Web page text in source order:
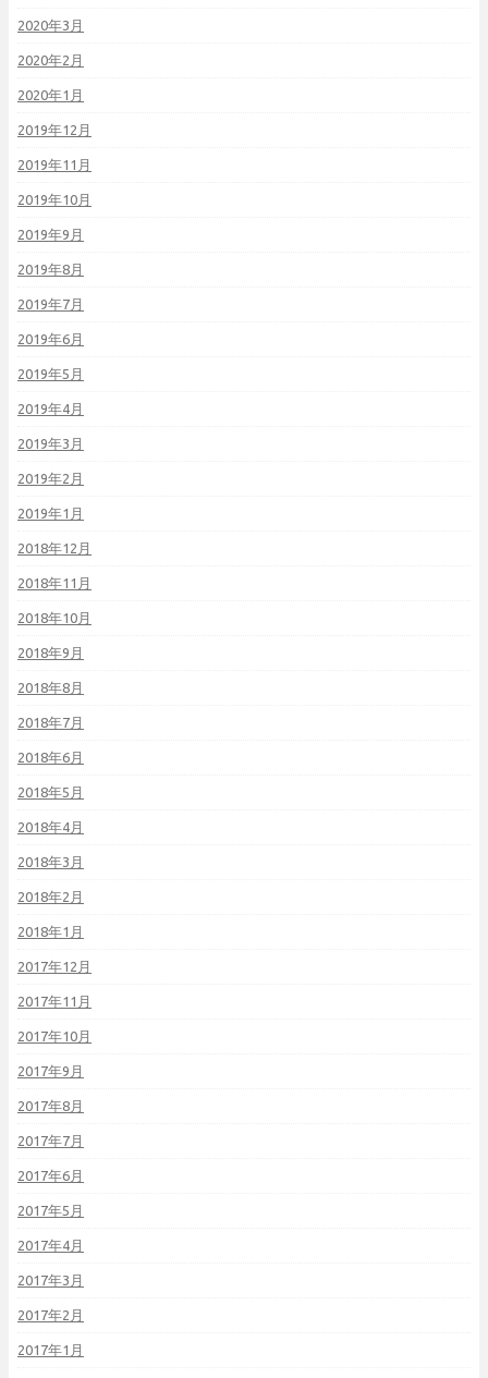
2020年3月
2020年2月
2020年1月
2019年12月
2019年11月
2019年10月
2019年9月
2019年8月
2019年7月
2019年6月
2019年5月
2019年4月
2019年3月
2019年2月
2019年1月
2018年12月
2018年11月
2018年10月
2018年9月
2018年8月
2018年7月
2018年6月
2018年5月
2018年4月
2018年3月
2018年2月
2018年1月
2017年12月
2017年11月
2017年10月
2017年9月
2017年8月
2017年7月
2017年6月
2017年5月
2017年4月
2017年3月
2017年2月
2017年1月